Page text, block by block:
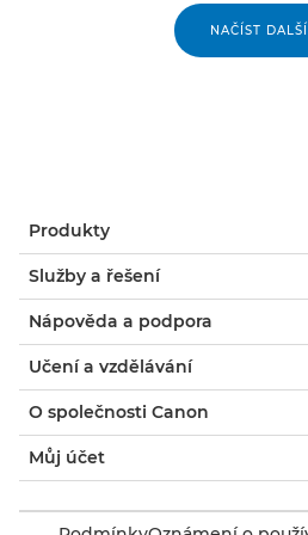
NAČÍST DALŠÍ
Produkty
Služby a řešení
Nápověda a podpora
Učení a vzdělávání
O společnosti Canon
Můj účet